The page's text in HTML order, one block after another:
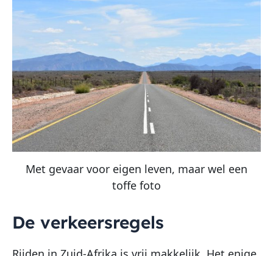
Met gevaar voor eigen leven, maar wel een
toffe foto
De verkeersregels